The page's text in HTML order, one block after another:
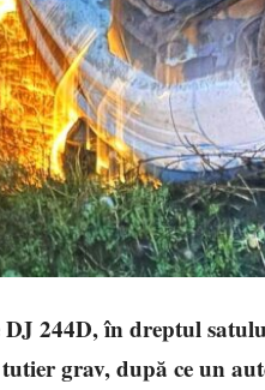
DJ 244D, în dreptul
grav, după ce un